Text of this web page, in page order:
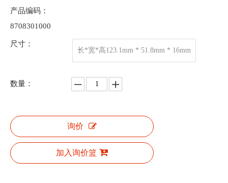
产品编码：
8708301000
尺寸：
长*宽*高123.1mm * 51.8mm * 16mm
数量：
询价
加入询价篮